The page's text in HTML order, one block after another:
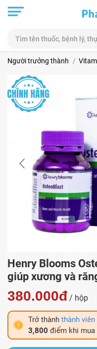
Người trưởng thành
Henry Blooms
giúp xương và
380.000đ / hộp
Trở thành thành
3,800 điểm khi mua